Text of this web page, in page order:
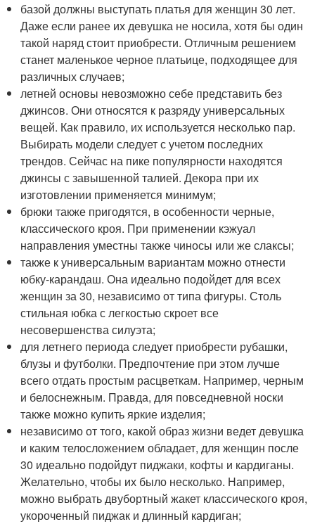
базой должны выступать платья для женщин 30 лет.
Даже если ранее их девушка не носила, хотя бы один
такой наряд стоит приобрести. Отличным решением
станет маленькое черное платьице, подходящее для
различных случаев;
летней основы невозможно себе представить без
джинсов. Они относятся к разряду универсальных
вещей. Как правило, их используется несколько пар.
Выбирать модели следует с учетом последних
трендов. Сейчас на пике популярности находятся
джинсы с завышенной талией. Декора при их
изготовлении применяется минимум;
брюки также пригодятся, в особенности черные,
классического кроя. При применении кэжуал
направления уместны также чиносы или же слаксы;
также к универсальным вариантам можно отнести
юбку-карандаш. Она идеально подойдет для всех
женщин за 30, независимо от типа фигуры. Столь
стильная юбка с легкостью скроет все
несовершенства силуэта;
для летнего периода следует приобрести рубашки,
блузы и футболки. Предпочтение при этом лучше
всего отдать простым расцветкам. Например, черным
и белоснежным. Правда, для повседневной носки
также можно купить яркие изделия;
независимо от того, какой образ жизни ведет девушка
и каким телосложением обладает, для женщин после
30 идеально подойдут пиджаки, кофты и кардиганы.
Желательно, чтобы их было несколько. Например,
можно выбрать двубортный жакет классического кроя,
укороченный пиджак и длинный кардиган;